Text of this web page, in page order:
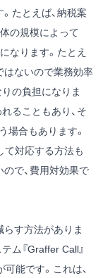
たとえば、納税案
の規模によって
なります。たとえ
はないので業務効率
の負担になりま
ることもあり、そ
場合もあります。
て対応する方法も
で、費用対効果で
す方法がありま
ム『Graffer Call』
能です。これは、